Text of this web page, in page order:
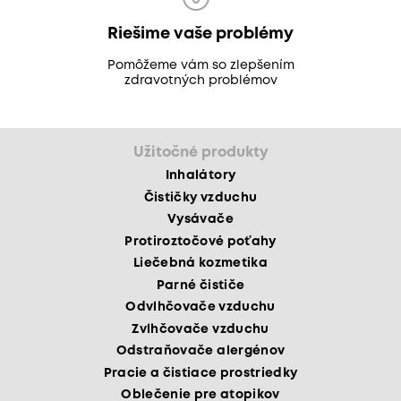
Riešime vaše problémy
Pomôžeme vám so zlepšením
zdravotných problémov
Užitočné produkty
Inhalátory
Čističky vzduchu
Vysávače
Protiroztočové poťahy
Liečebná kozmetika
Parné čističe
Odvlhčovače vzduchu
Zvlhčovače vzduchu
Odstraňovače alergénov
Pracie a čistiace prostriedky
Oblečenie pre atopikov